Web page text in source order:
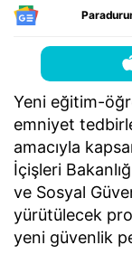
Yeni eğitim-
emniyet
amacıyla
İçişleri
ve Sosyal
yürütülecek
yeni güvenlik